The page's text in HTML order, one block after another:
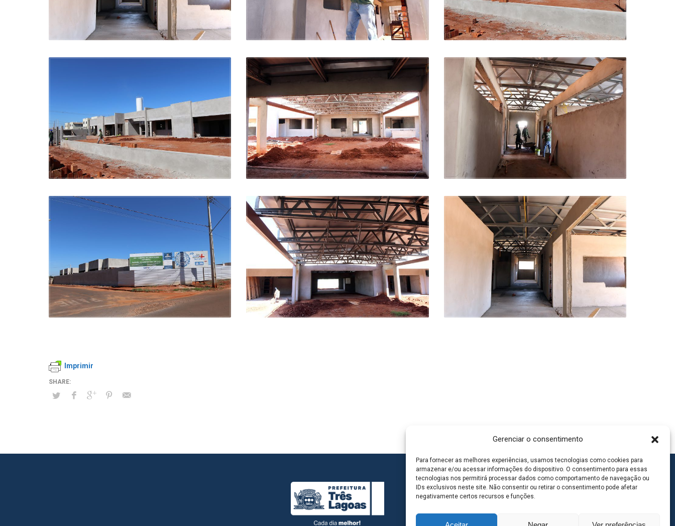
Gerenciar o consentimento
Para fornecer as melhores experiências, usamos tecnologias como cookies para
armazenar e/ou acessar informações do dispositivo. O consentimento para essas
tecnologias nos permitirá processar dados como comportamento de navegação ou
IDs exclusivos neste site. Não consentir ou retirar o consentimento pode afetar
negativamente certos recursos e funções.
Imprimir